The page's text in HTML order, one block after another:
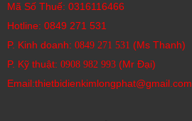
Mã Số Thuế: 0316116466
Hotline: 0849 271 531
P. Kinh doanh: 0849 271 531 (Ms Thanh)
P. Kỹ thuật: 0908 982 993​ (Mr Đại)
Email:thietbidienkimlongphat@gmail.com